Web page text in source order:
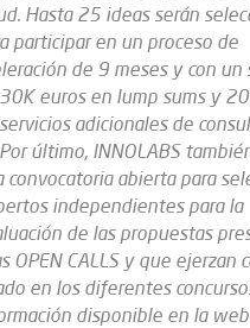
Hasta 25 ideas serán
participar en un proceso de
de 9 meses y con un
euros en lump sums y
adicionales de
Por último, INNOLABS
convocatoria abierta para
independientes para la
de las propuestas
OPEN CALLS y que ejerzan
en los diferentes
disponible en la